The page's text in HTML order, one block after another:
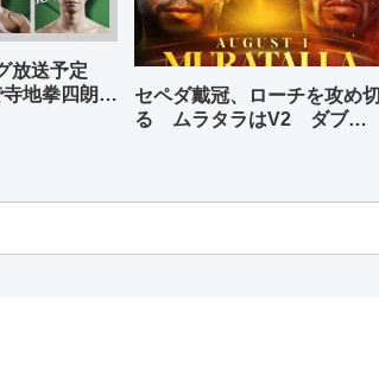
放送予定
地拳四朗、
セペダ戴冠、ローチを攻め切
る ムラタラはV2 ダブル